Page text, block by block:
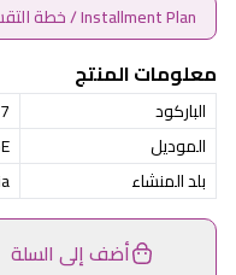
Installment Plan / خطة التقسيط
معلومات المنتج
الباركود
الموديل
بلد المنشاء
أضف إلى السلة